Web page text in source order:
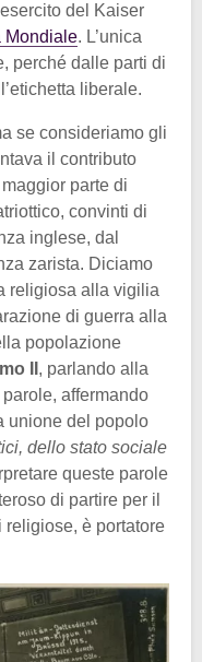
del Kaiser
Mondiale. L’unica
perché dalle parti di
liberale.
se consideriamo gli
il contributo
parte di
convinti di
inglese, dal
zarista. Diciamo
religiosa alla vigilia
di guerra alla
popolazione
II , parlando alla
affermando
unione del popolo
dello stato sociale
queste parole
di partire per il
è portatore